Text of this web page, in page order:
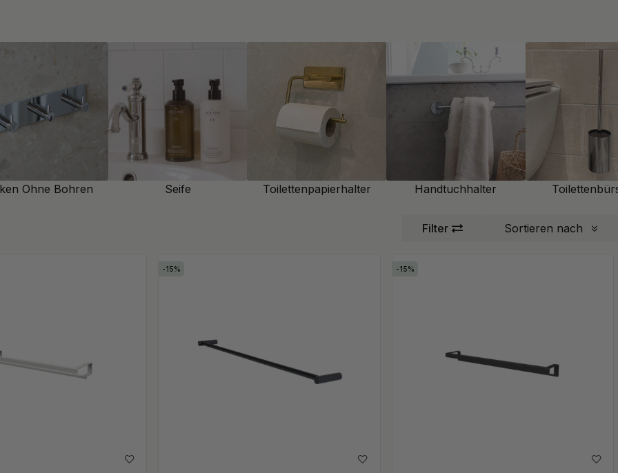
Handtuchhalter einfach auf
für eine
ein selbstklebendes
das sowohl funktional
Ohne Bohren Seife Toilettenpapierhalter Handtuchhalter
Sortieren nach
Filter
15 15